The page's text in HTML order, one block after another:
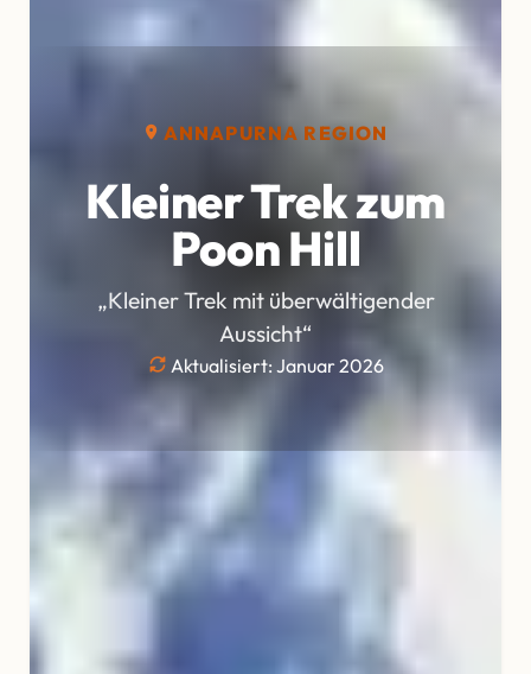
ANNAPURNA REGION
Kleiner Trek zum
Poon Hill
„Kleiner Trek mit überwältigender
Aussicht“
Aktualisiert: Januar 2026